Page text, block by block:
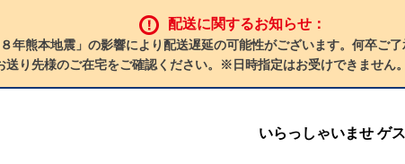
配送に関するお知らせ：
８年熊本地震」の影響により配送遅延の可能性がございます。何卒ご了
り先様のご在宅をご確認ください。※日時指定はお受けできません
いらっしゃいませ ゲ